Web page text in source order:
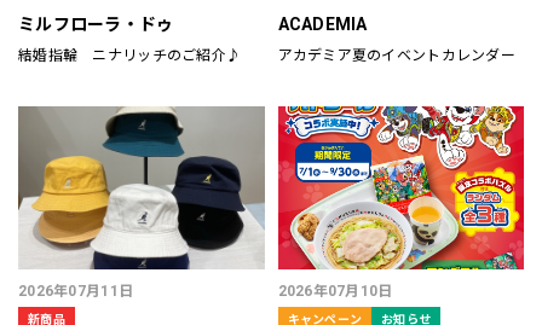
ミルフローラ・ドゥ
結婚指輪 ニナリッチのご紹介♪
ACADEMIA
アカデミア夏のイベントカレンダー
2026年07月11日
新商品
2026年07月10日
キャンペーン お知らせ